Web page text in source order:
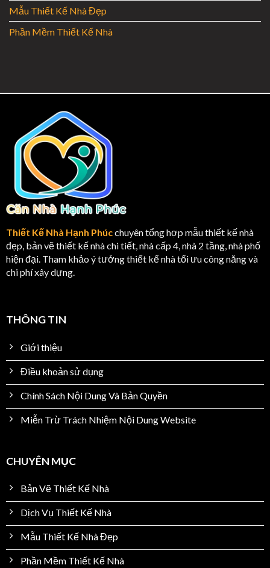
Mẫu Thiết Kế Nhà Đẹp
Phần Mềm Thiết Kế Nhà
Thiết Kế Nhà Hạnh Phúcchuyên tổng hợp mẫu thiết kế nhà
đẹp, bản vẽ thiết kế nhà chi tiết, nhà cấp 4, nhà 2 tầng, nhà phố
hiện đại. Tham khảo ý tưởng thiết kế nhà tối ưu công năng và
chi phí xây dựng.
THÔNG TIN
Giới thiệu
Điều khoản sử dụng
Chính Sách Nội Dung Và Bản Quyền
Miễn Trừ Trách Nhiệm Nội Dung Website
CHUYÊN MỤC
Bản Vẽ Thiết Kế Nhà
Dịch Vụ Thiết Kế Nhà
Mẫu Thiết Kế Nhà Đẹp
Phần Mềm Thiết Kế Nhà